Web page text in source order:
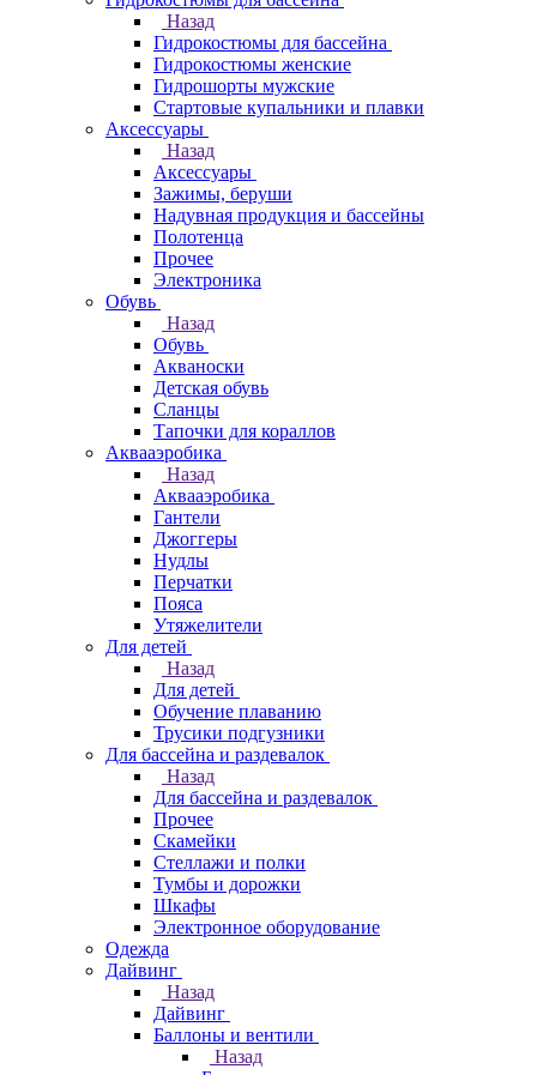
Назад
Гидрокостюмы для бассейна
Гидрокостюмы женские
Гидрошорты мужские
Стартовые купальники и плавки
Аксессуары
Назад
Аксессуары
Зажимы, беруши
Надувная продукция и бассейны
Полотенца
Прочее
Электроника
Обувь
Назад
Обувь
Акваноски
Детская обувь
Сланцы
Тапочки для кораллов
Аквааэробика
Назад
Аквааэробика
Гантели
Джоггеры
Нудлы
Перчатки
Пояса
Утяжелители
Для детей
Назад
Для детей
Обучение плаванию
Трусики подгузники
Для бассейна и раздевалок
Назад
Для бассейна и раздевалок
Прочее
Скамейки
Стеллажи и полки
Тумбы и дорожки
Шкафы
Электронное оборудование
Одежда
Дайвинг
Назад
Дайвинг
Баллоны и вентили
Назад